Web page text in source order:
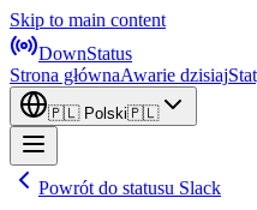
Skip to main content
DownStatus
Strona głównaAwarie dzisiaj
🇵🇱 Polski🇵🇱
Powrót do statusu Slack